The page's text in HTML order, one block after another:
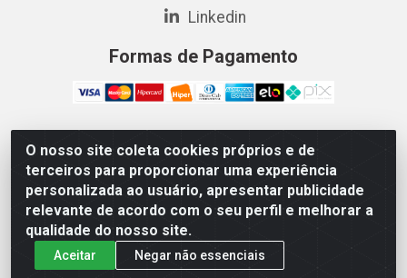
O nosso site coleta cookies próprios e de
terceiros para proporcionar uma experiência
personalizada ao usuário, apresentar publicidade
relevante de acordo com o seu perfil e melhorar a
qualidade do nosso site.
Aceitar
Negar não essenciais
Linkedin
Formas de Pagamento
Vetcom Distribuidora de Rações LTDA - Rua Maximiano
Barreto, 1040 - Barroso, Fortaleza/CE - CEP 60.863-260
- CNPJ 26.133.872/0001-11